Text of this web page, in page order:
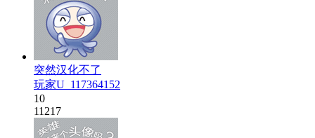
突然汉化不了
玩家U_117364152
10
11217